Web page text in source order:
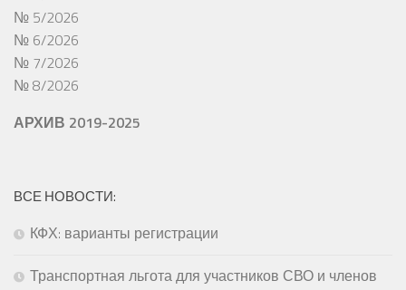
№ 5/2026
№ 6/2026
№ 7/2026
№ 8/2026
АРХИВ 2019-2025
ВСЕ НОВОСТИ:
КФХ: варианты регистрации
Транспортная льгота для участников СВО и членов